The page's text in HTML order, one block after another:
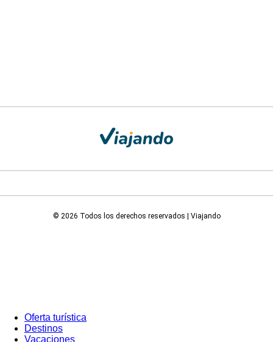
© 2026 Todos los derechos reservados | Viajando
Oferta turística
Destinos
Vacaciones